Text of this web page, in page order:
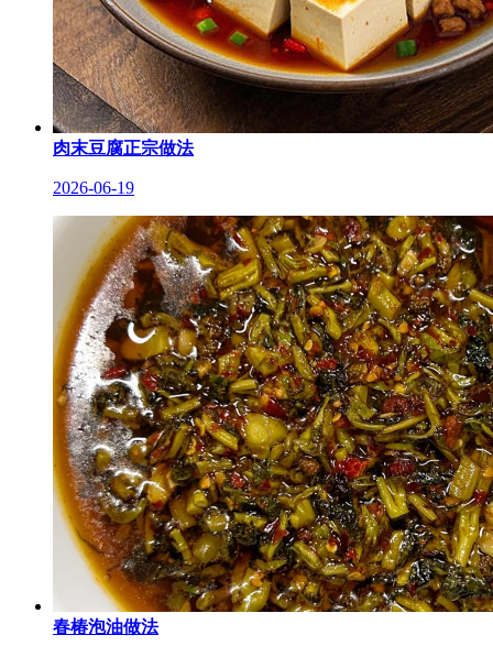
肉末豆腐正宗做法
2026-06-19
春椿泡油做法